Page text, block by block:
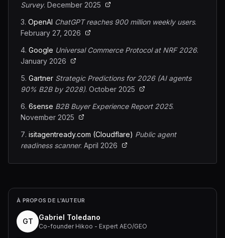
Survey. December 2025
OpenAI ChatGPT reaches 900 million weekly users.
February 27, 2026
Google Universal Commerce Protocol at NRF 2026.
January 2026
Gartner Strategic Predictions for 2026 (AI agents
90% B2B by 2028). October 2025
6sense B2B Buyer Experience Report 2025.
November 2025
isitagentready.com (Cloudflare) Public agent
readiness scanner. April 2026
À PROPOS DE L'AUTEUR
GT Gabriel Toledano
Co-founder Hikoo - Expert AEO/GEO